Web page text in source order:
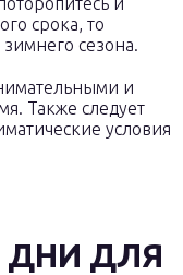
срока, то
сезона.
и
Также следует
условия
ДНИ ДЛЯ